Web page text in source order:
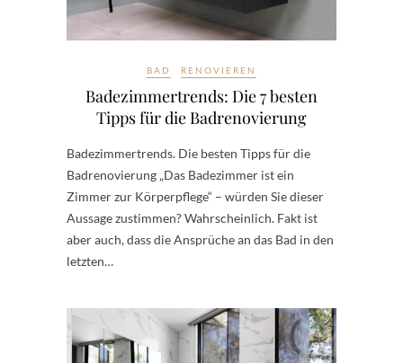
BAD RENOVIEREN
Badezimmertrends: Die 7 besten
Tipps für die Badrenovierung
Badezimmertrends. Die besten Tipps für die
Badrenovierung „Das Badezimmer ist ein
Zimmer zur Körperpflege“ – würden Sie dieser
Aussage zustimmen? Wahrscheinlich. Fakt ist
aber auch, dass die Ansprüche an das Bad in den
letzten…